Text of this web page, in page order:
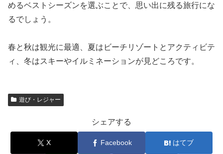
めるベストシーズンを選ぶことで、思い出に残る旅行にな
るでしょう。
春と秋は観光に最適、夏はビーチリゾートとアクティビテ
ィ、冬はスキーやイルミネーションが見どころです。
遊び・レジャー
シェアする
X Facebook はてブ